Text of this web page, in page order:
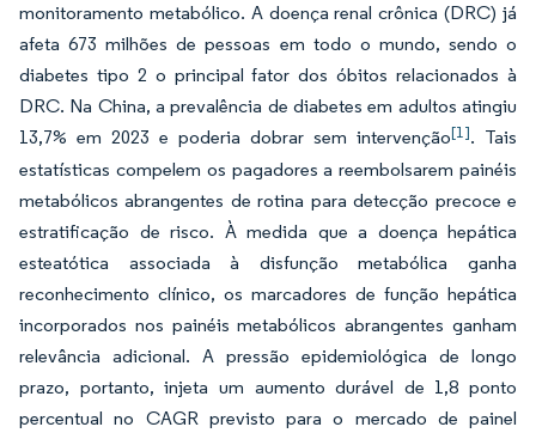
monitoramento metabólico. A doença renal crônica (DRC) já
afeta 673 milhões de pessoas em todo o mundo, sendo o
diabetes tipo 2 o principal fator dos óbitos relacionados à
DRC. Na China, a prevalência de diabetes em adultos atingiu
13,7% em 2023 e poderia dobrar sem intervenção[1]. Tais
estatísticas compelem os pagadores a reembolsarem painéis
metabólicos abrangentes de rotina para detecção precoce e
estratificação de risco. À medida que a doença hepática
esteatótica associada à disfunção metabólica ganha
reconhecimento clínico, os marcadores de função hepática
incorporados nos painéis metabólicos abrangentes ganham
relevância adicional. A pressão epidemiológica de longo
prazo, portanto, injeta um aumento durável de 1,8 ponto
percentual no CAGR previsto para o mercado de painel